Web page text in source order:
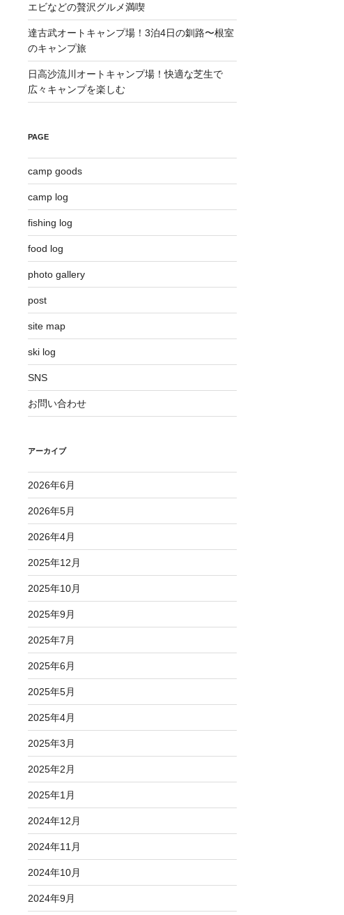
エビなどの贅沢グルメ満喫
達古武オートキャンプ場！3泊4日の釧路〜根室
のキャンプ旅
日高沙流川オートキャンプ場！快適な芝生で
広々キャンプを楽しむ
PAGE
camp goods
camp log
fishing log
food log
photo gallery
post
site map
ski log
SNS
お問い合わせ
アーカイブ
2026年6月
2026年5月
2026年4月
2025年12月
2025年10月
2025年9月
2025年7月
2025年6月
2025年5月
2025年4月
2025年3月
2025年2月
2025年1月
2024年12月
2024年11月
2024年10月
2024年9月